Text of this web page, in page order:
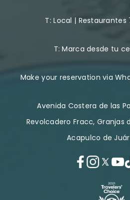
T:Local | Restaurantes
T:Marca desde tu
Make your reservation via
Avenida Costera de las
Revolcadero Fracc, Granjas
Acapulco de